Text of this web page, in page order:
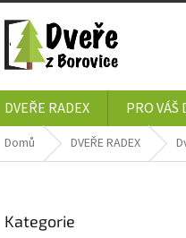
DVEŘE RADEX PRO VÁŠ
Domů DVEŘE RADEX
kategorie
Kategorie